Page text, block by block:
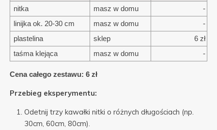
nitka masz w domu
-
linijka ok. 20-30 cm
masz w domu
-
plastelina
sklep
6 zł
taśma klejąca
masz w domu -
Cena całego zestawu: 6 zł
Przebieg eksperymentu:
Odetnij trzy kawałki nitki o różnych długościach (np.
30cm, 60cm, 80cm).